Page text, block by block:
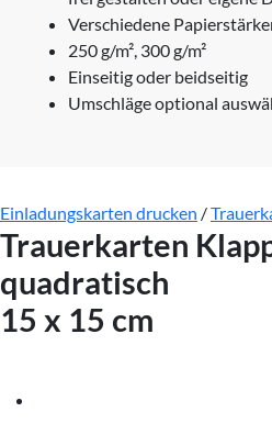
Verschiedene
250 g/m², 300 g/m²
Einseitig oder beidseitig
Umschläge optional
Einladungskarten drucken /
Trauerkarten
quadratisch
15 x 15 cm